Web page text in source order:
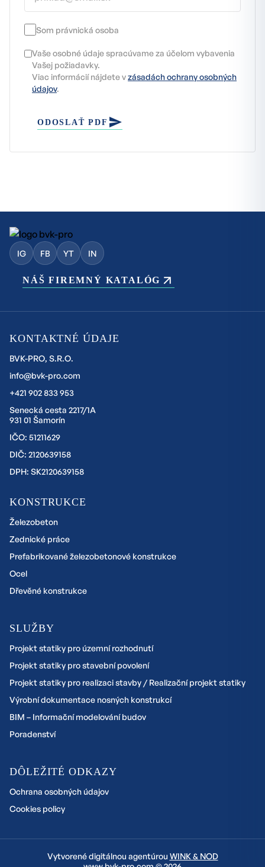
Som právnická osoba
Vaše osobné údaje spracúvame za účelom vybavenia
Vašej požiadavky.
Viac informácií nájdete vzásadách ochrany osobných
údajov.
ODOSLAŤ PDF
IG FB YT IN
NÁŠ FIREMNÝ KATALÓG
KONTAKTNÉ ÚDAJE
BVK-PRO, S.R.O.
info@bvk-pro.com
+421 902 833 953
Senecká cesta 2217/1A
931 01 Šamorín
IČO: 51211629
DIČ: 2120639158
DPH: SK2120639158
KONSTRUKCE
Železobeton
Zednické práce
Prefabrikované železobetonové konstrukce
Ocel
Dřevěné konstrukce
SLUŽBY
Projekt statiky pro územní rozhodnutí
Projekt statiky pro stavební povolení
Projekt statiky pro realizaci stavby / Realizační projekt statiky
Výrobní dokumentace nosných konstrukcí
BIM – Informační modelování budov
Poradenství
DÔLEŽITÉ ODKAZY
Ochrana osobných údajov
Cookies policy
Vytvorené digitálnou agentúrou WINK & NOD